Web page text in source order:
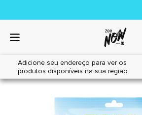
Adicione seu endereço para ver os
produtos disponíveis na sua região.
Home|Cães|Petiscos